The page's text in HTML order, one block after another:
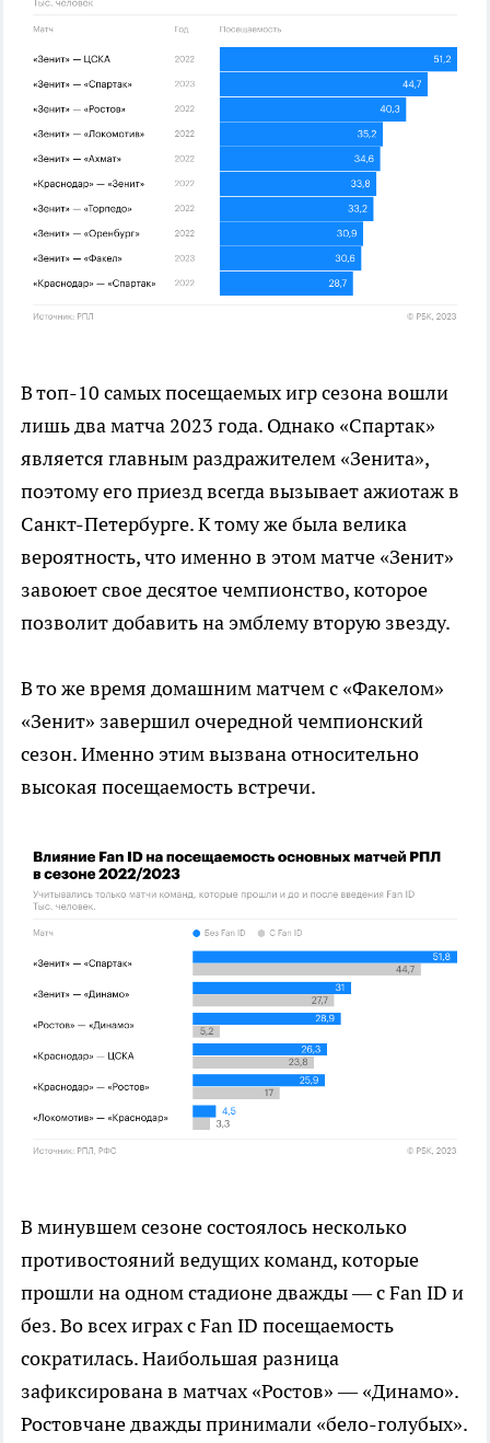
В топ-10 самых посещаемых игр сезона вошли
лишь два матча 2023 года. Однако «Спартак»
является главным раздражителем «Зенита»,
поэтому его приезд всегда вызывает ажиотаж в
Санкт-Петербурге. К тому же была велика
вероятность, что именно в этом матче «Зенит»
завоюет свое десятое чемпионство, которое
позволит добавить на эмблему вторую звезду.
В то же время домашним матчем с «Факелом»
«Зенит» завершил очередной чемпионский
сезон. Именно этим вызвана относительно
высокая посещаемость встречи.
В минувшем сезоне состоялось несколько
противостояний ведущих команд, которые
прошли на одном стадионе дважды — с Fan ID и
без. Во всех играх с Fan ID посещаемость
сократилась. Наибольшая разница
зафиксирована в матчах «Ростов» — «Динамо».
Ростовчане дважды принимали «бело-голубых».